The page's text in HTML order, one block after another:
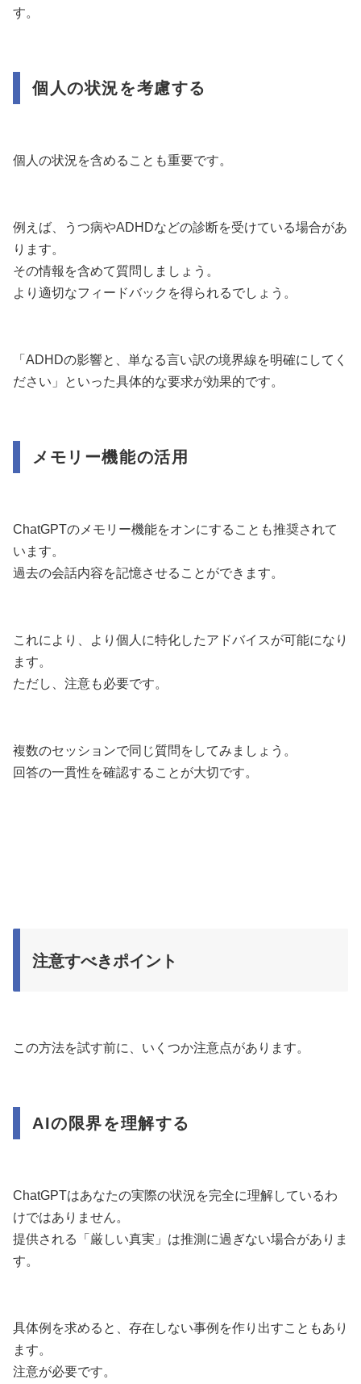
す。
個人の状況を考慮する
個人の状況を含めることも重要です。
例えば、うつ病やADHDなどの診断を受けている場合があ
ります。
その情報を含めて質問しましょう。
より適切なフィードバックを得られるでしょう。
「ADHDの影響と、単なる言い訳の境界線を明確にしてく
ださい」といった具体的な要求が効果的です。
メモリー機能の活用
ChatGPTのメモリー機能をオンにすることも推奨されて
います。
過去の会話内容を記憶させることができます。
これにより、より個人に特化したアドバイスが可能になり
ます。
ただし、注意も必要です。
複数のセッションで同じ質問をしてみましょう。
回答の一貫性を確認することが大切です。
注意すべきポイント
この方法を試す前に、いくつか注意点があります。
AIの限界を理解する
ChatGPTはあなたの実際の状況を完全に理解しているわ
けではありません。
提供される「厳しい真実」は推測に過ぎない場合がありま
す。
具体例を求めると、存在しない事例を作り出すこともあり
ます。
注意が必要です。